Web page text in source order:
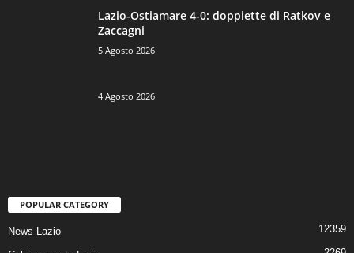
Lazio-Ostiamare 4-0: doppiette di Ratkov e
Zaccagni
5 Agosto 2026
4 Agosto 2026
POPULAR CATEGORY
News Lazio 12359